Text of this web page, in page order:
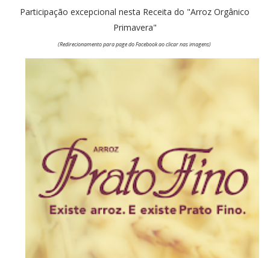
Participação excepcional nesta Receita do "Arroz Orgânico
Primavera"
(Redirecionamento para page do Facebook ao clicar nas imagens)